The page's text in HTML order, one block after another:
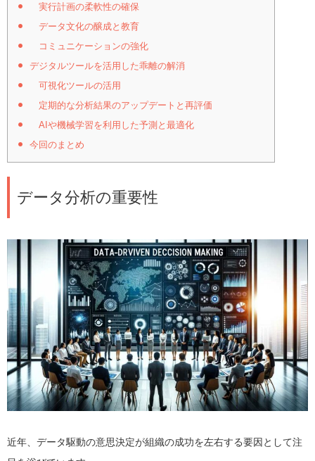
実行計画の柔軟性の確保
データ文化の醸成と教育
コミュニケーションの強化
デジタルツールを活用した乖離の解消
可視化ツールの活用
定期的な分析結果のアップデートと再評価
AIや機械学習を利用した予測と最適化
今回のまとめ
データ分析の重要性
近年、データ駆動の意思決定が組織の成功を左右する要因として注